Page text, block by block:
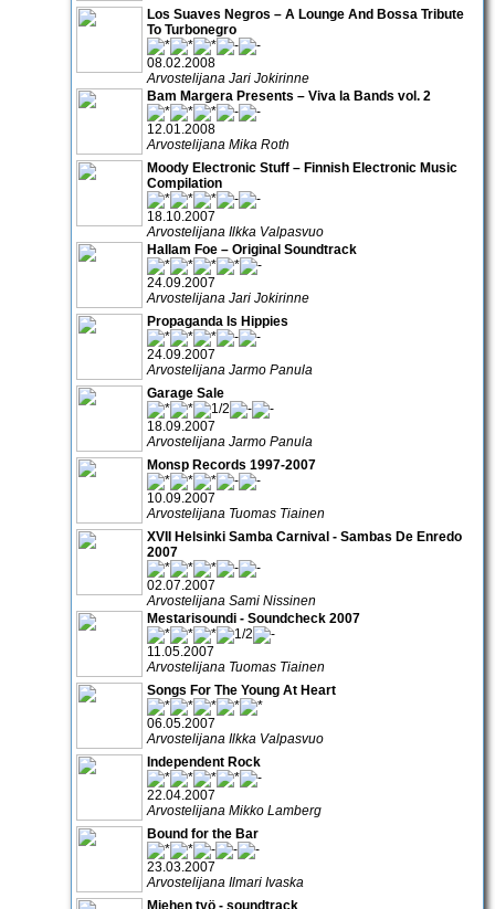
Los Suaves Negros – A Lounge And Bossa Tribute
To Turbonegro
08.02.2008
Arvostelijana Jari Jokirinne
Bam Margera Presents – Viva la Bands vol. 2
12.01.2008
Arvostelijana Mika Roth
Moody Electronic Stuff – Finnish Electronic Music
Compilation
18.10.2007
Arvostelijana Ilkka Valpasvuo
Hallam Foe – Original Soundtrack
24.09.2007
Arvostelijana Jari Jokirinne
Propaganda Is Hippies
24.09.2007
Arvostelijana Jarmo Panula
Garage Sale
18.09.2007
Arvostelijana Jarmo Panula
Monsp Records 1997-2007
10.09.2007
Arvostelijana Tuomas Tiainen
XVII Helsinki Samba Carnival - Sambas De Enredo
2007
02.07.2007
Arvostelijana Sami Nissinen
Mestarisoundi - Soundcheck 2007
11.05.2007
Arvostelijana Tuomas Tiainen
Songs For The Young At Heart
06.05.2007
Arvostelijana Ilkka Valpasvuo
Independent Rock
22.04.2007
Arvostelijana Mikko Lamberg
Bound for the Bar
23.03.2007
Arvostelijana Ilmari Ivaska
Miehen työ - soundtrack